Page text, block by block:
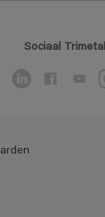
Sociaal Trimetal